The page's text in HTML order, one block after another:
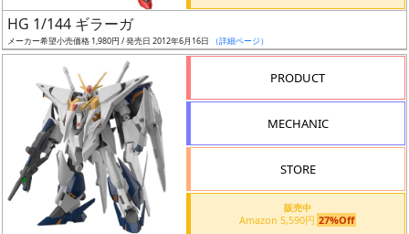
ク
ス
ア
ト
HG 1/144 ギラーガ
メーカー希望小売価格 1,980円 / 発売日 2012年6月16日 （詳細ページ）
PRODUCT
MECHANIC
STORE
販売中
Amazon 5,590円 27%Off